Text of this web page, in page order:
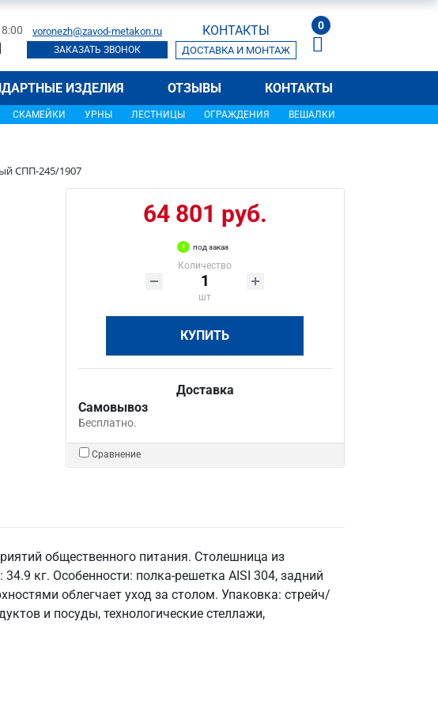
voronezh@zavod-metakon.ru
ЗАКАЗАТЬ ЗВОНОК
КОНТАКТЫ
ДОСТАВКА И МОНТАЖ
0
ИЗДЕЛИЯ ОТЗЫВЫ КОНТАКТЫ
СКАМЕЙКИ УРНЫ ЛЕСТНИЦЫ ОГРАЖДЕНИЯ ВЕШАЛКИ
СПП-245/1907
64 801 руб.
под заказ
Количество
шт
КУПИТЬ
Доставка
Самовывоз
Бесплатно.
Сравнение
общественного питания. Столешница из
кг. Особенности: полка-решетка AISI 304, задний
облегчает уход за столом. Упаковка: стрейч/
и посуды, технологические стеллажи,